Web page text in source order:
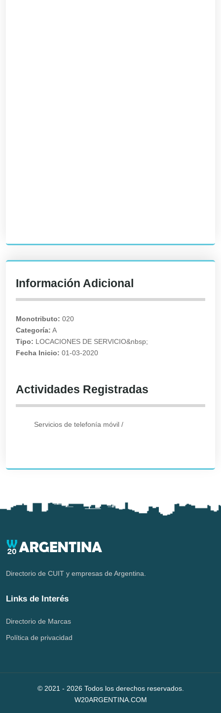
Información Adicional
Monotributo: 020
Categoría: A
Tipo: LOCACIONES DE SERVICIO&nbsp;
Fecha Inicio: 01-03-2020
Actividades Registradas
Servicios de telefonía móvil /
Directorio de CUIT y empresas de Argentina.
Links de Interés
Directorio de Marcas
Política de privacidad
© 2021 - 2026 Todos los derechos reservados.
W20ARGENTINA.COM